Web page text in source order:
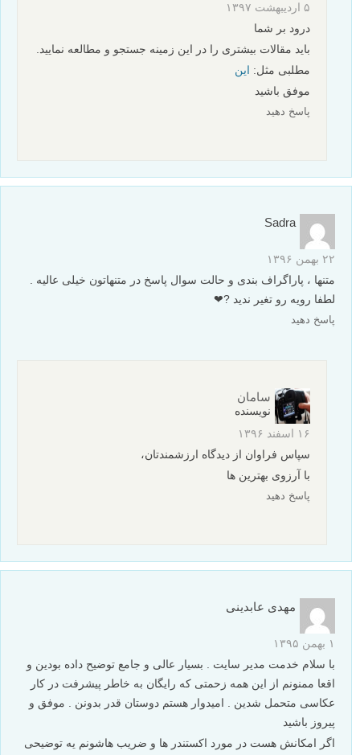
۵ اردیبهشت ۱۳۹۷
درود بر شما
باید مقالات بیشتری را در این زمینه جستجو و مطالعه نمایید.
مطلبی مثل: این
موفق باشید
پاسخ دهید
Sadra
۲۲ بهمن ۱۳۹۶
متنها ، پاراگراف بندی و حالت سوال پاسخ در متنهاتون خیلی عالیه .
لطفا رویه رو تغیر ندید ?❤
پاسخ دهید
سامان
نویسنده
۱۶ اسفند ۱۳۹۶
سپاس فراوان از دیدگاه ارزشمندتان،
با آرزوی بهترین ها
پاسخ دهید
مهدی عابدینی
۱ بهمن ۱۳۹۵
با سلام خدمت مدیر سایت . بسیار عالی و جامع توضیح داده بودین و
اقعا ممنونم از این همه زحمتی که رایگان به خاطر پیشرفت در کار
عکاسی متحمل شدین . امیدوار هستم دوستان قدر بدونن . موفق و
پیروز باشید
اگر امکانش هست در مورد اکستندر ها و ضریب هاشونم یه توضیحی